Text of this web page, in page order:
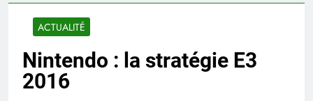
ACTUALITÉ
Nintendo : la stratégie E3
2016